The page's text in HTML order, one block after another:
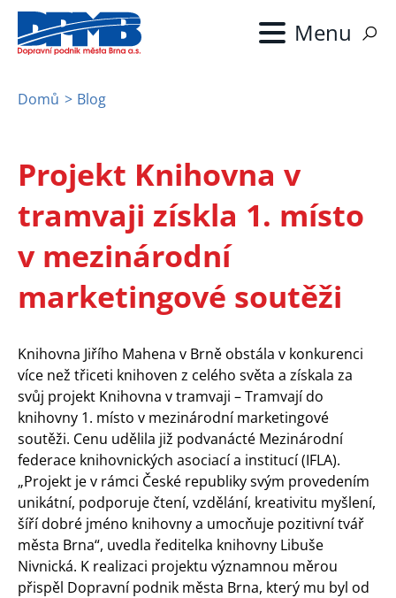
Přejít
hlavnímu
navigace
Domů Blog
Projekt Knihovna v
tramvaji získla 1. místo
v mezinárodní
marketingové soutěži
Knihovna Jiřího Mahena v Brně obstála v konkurenci
více než třiceti knihoven z celého světa a získala za
svůj projekt Knihovna v tramvaji – Tramvají do
knihovny 1. místo v mezinárodní marketingové
soutěži. Cenu udělila již podvanácté Mezinárodní
federace knihovnických asociací a institucí (IFLA).
„Projekt je v rámci České republiky svým provedením
unikátní, podporuje čtení, vzdělání, kreativitu myšlení,
šíří dobré jméno knihovny a umocňuje pozitivní tvář
města Brna“, uvedla ředitelka knihovny Libuše
Nivnická. K realizaci projektu významnou měrou
přispěl Dopravní podnik města Brna, který mu byl od